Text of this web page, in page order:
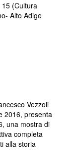
(Cultura
Alto Adige
Vezzoli
2016, presenta
una mostra di
completa
alla storia